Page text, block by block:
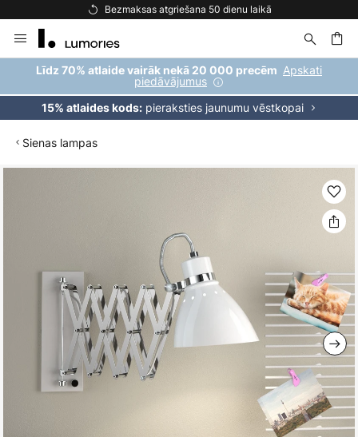
Bezmaksas atgriešana 50 dienu laikā
to
Content
Līdz 70% atlaide vairāk nekā 20 000 precēm Apskati
piedāvājumus
15% atlaides kods:pieraksties jaunumu vēstkopai
Sienas lampas